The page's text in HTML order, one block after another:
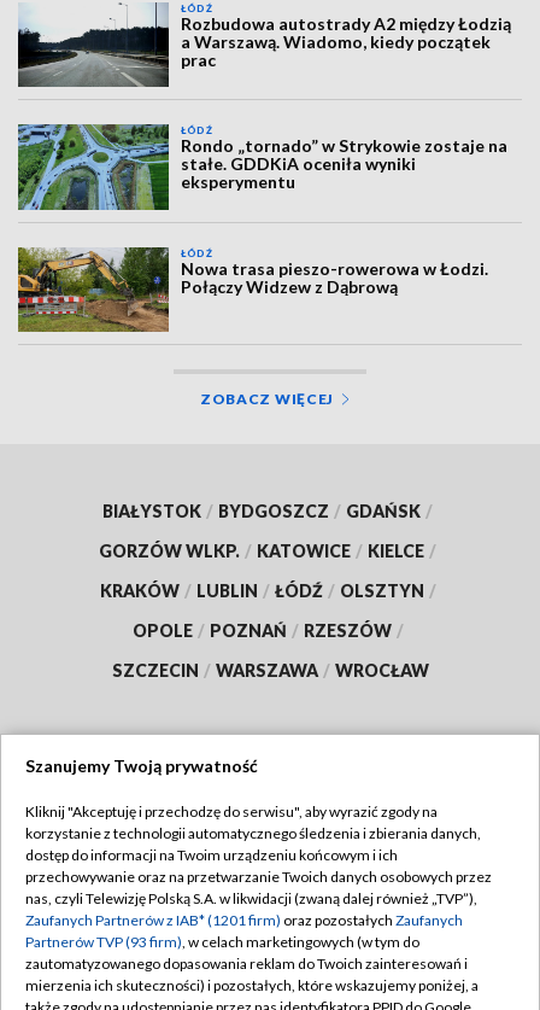
ŁÓDŹ
Rozbudowa autostrady A2 między Łodzią
a Warszawą. Wiadomo, kiedy początek
prac
ŁÓDŹ
Rondo „tornado” w Strykowie zostaje na
stałe. GDDKiA oceniła wyniki
eksperymentu
ŁÓDŹ
Nowa trasa pieszo-rowerowa w Łodzi.
Połączy Widzew z Dąbrową
ZOBACZ WIĘCEJ
BIAŁYSTOK / BYDGOSZCZ / GDAŃSK /
GORZÓW WLKP. / KATOWICE / KIELCE /
KRAKÓW / LUBLIN / ŁÓDŹ / OLSZTYN /
OPOLE / POZNAŃ / RZESZÓW /
SZCZECIN / WARSZAWA / WROCŁAW
TVP
Abonament TVP
Emisja w TVP
Centrum informacji TVP
Naziemna Telewizja Cyfrowa
Regulamin TVP
Polityka prywatności
Moje zgody
Pomoc
Szanujemy Twoją prywatność
Kliknij "Akceptuję i przechodzę do serwisu", aby wyrazić zgody na
korzystanie z technologii automatycznego śledzenia i zbierania danych,
dostęp do informacji na Twoim urządzeniu końcowym i ich
przechowywanie oraz na przetwarzanie Twoich danych osobowych przez
nas, czyli Telewizję Polską S.A. w likwidacji (zwaną dalej również „TVP”),
Zaufanych Partnerów z IAB* (1201 firm) oraz pozostałych Zaufanych
Partnerów TVP (93 firm), w celach marketingowych (w tym do
zautomatyzowanego dopasowania reklam do Twoich zainteresowań i
mierzenia ich skuteczności) i pozostałych, które wskazujemy poniżej, a